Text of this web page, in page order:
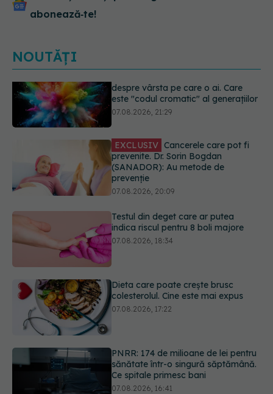
abonează‑te!
NOUTĂȚI
EXCLUSIV Cancerele care pot fi
prevenite. Dr. Sorin Bogdan
07.08.2026, 20:09
Testul din deget care ar putea
indica riscul pentru 8 boli majore
07.08.2026, 18:34
Dieta care poate crește brusc
PNRR: 174 de milioane de lei pentru
Ce spune culoarea ta preferată
despre vârsta pe care o ai. Care